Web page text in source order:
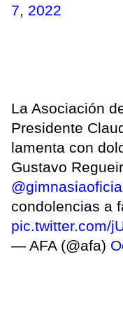
7, 2022
La Asociación
Presidente
lamenta con
Gustavo
condolencias a
pic.twitter.com/
— AFA (@afa)